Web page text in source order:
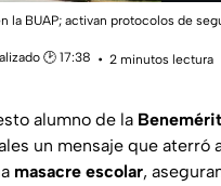
la BUAP; activan protocolos de
🕑 17:38
2 minutos lectura
alumno de la
un mensaje que aterró
masacre escolar,